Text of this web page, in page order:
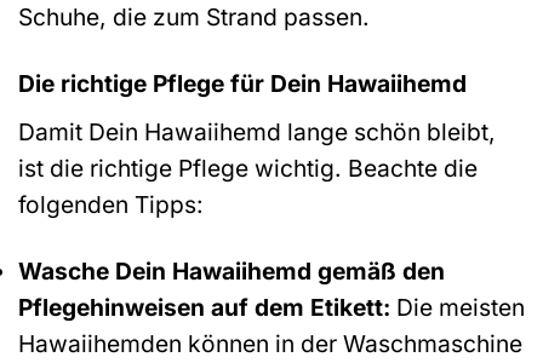
Schuhe, die zum Strand passen.
Die richtige Pflege für Dein Hawaiihemd
Damit Dein Hawaiihemd lange schön bleibt,
ist die richtige Pflege wichtig. Beachte die
folgenden Tipps:
Wasche Dein Hawaiihemd gemäß den
Pflegehinweisen auf dem Etikett: Die meisten
Hawaiihemden können in der Waschmaschine